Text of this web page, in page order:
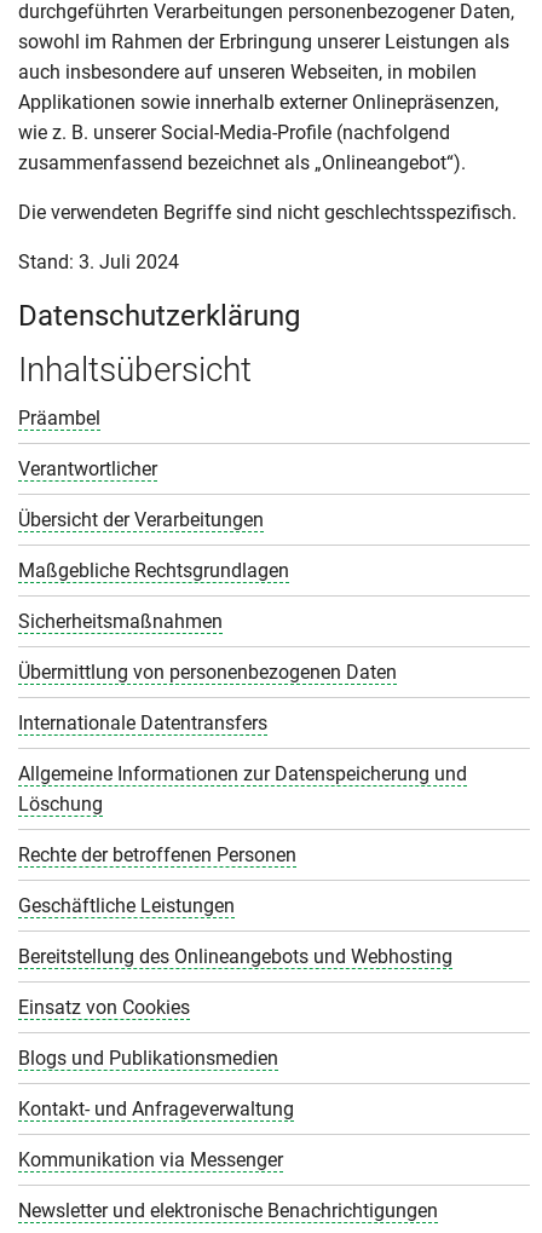
durchgeführten Verarbeitungen personenbezogener Daten,
sowohl im Rahmen der Erbringung unserer Leistungen als
auch insbesondere auf unseren Webseiten, in mobilen
Applikationen sowie innerhalb externer Onlinepräsenzen,
wie z. B. unserer Social-Media-Profile (nachfolgend
zusammenfassend bezeichnet als „Onlineangebot“).
Die verwendeten Begriffe sind nicht geschlechtsspezifisch.
Stand: 3. Juli 2024
Datenschutzerklärung
Inhaltsübersicht
Präambel
Verantwortlicher
Übersicht der Verarbeitungen
Maßgebliche Rechtsgrundlagen
Sicherheitsmaßnahmen
Übermittlung von personenbezogenen Daten
Internationale Datentransfers
Allgemeine Informationen zur Datenspeicherung und
Löschung
Rechte der betroffenen Personen
Geschäftliche Leistungen
Bereitstellung des Onlineangebots und Webhosting
Einsatz von Cookies
Blogs und Publikationsmedien
Kontakt- und Anfrageverwaltung
Kommunikation via Messenger
Newsletter und elektronische Benachrichtigungen